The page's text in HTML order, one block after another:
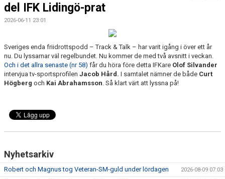
del IFK Lidingö-prat
2026-06-11 23:01
Sveriges enda friidrottspodd – Track & Talk – har varit igång i över ett år
nu. Du lyssarnar väl regelbundet. Nu kommer de med två avsnitt i veckan.
Och i det allra senaste (nr 58) får du höra före detta IFKare Olof Silvander
intervjua tv-sportsprofilen Jacob Hård. I samtalet nämner de både Curt
Högberg och Kai Abrahamsson. Så klart värt att lyssna på!
Nyhetsarkiv
Robert och Magnus tog Veteran-SM-guld under lördagen 2026-08-09 07:03